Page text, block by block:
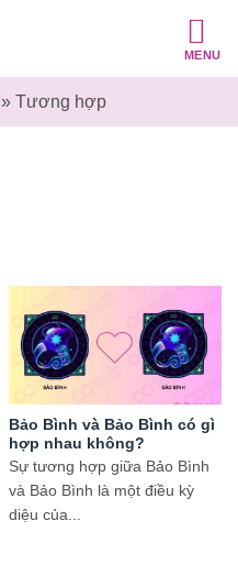
MENU
» Tương hợp
Bảo Bình và Bảo Bình có gì
hợp nhau không?
Sự tương hợp giữa Bảo Bình
và Bảo Bình là một điều kỳ
diệu của...